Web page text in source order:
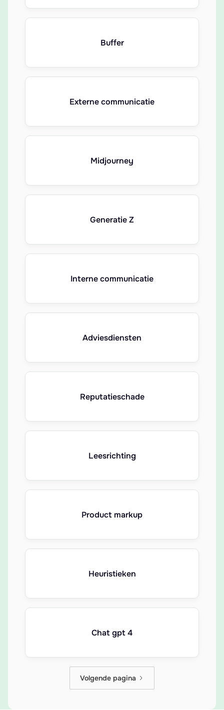
Buffer
Externe communicatie
Midjourney
Generatie Z
Interne communicatie
Adviesdiensten
Reputatieschade
Leesrichting
Product markup
Heuristieken
Chat gpt 4
Volgende pagina